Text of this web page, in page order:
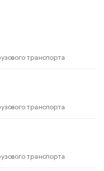
транспорта
транспорта
транспорта